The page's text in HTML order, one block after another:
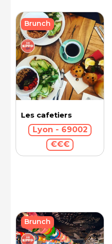
Les cafetiers
Lyon - 69002
€€€
Brunch
Brunch